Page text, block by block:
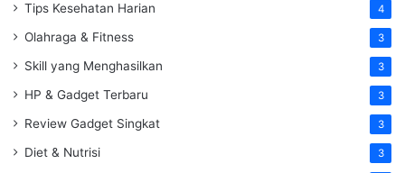
Tips Kesehatan Harian 4
Olahraga & Fitness 3
Skill yang Menghasilkan 3
HP & Gadget Terbaru 3
Review Gadget Singkat 3
Diet & Nutrisi 3